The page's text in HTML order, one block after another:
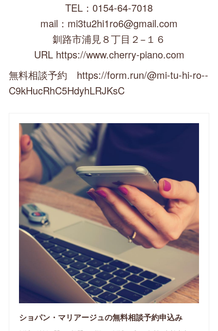
TEL：0154-64-7018
mail：mi3tu2hi1ro6@gmail.com
釧路市浦見８丁目２−１６
URL https://www.cherry-piano.com
無料相談予約 https://form.run/@mi-tu-hi-ro--
C9kHucRhC5HdyhLRJKsC
ショパン・マリアージュの無料相談予約申込み